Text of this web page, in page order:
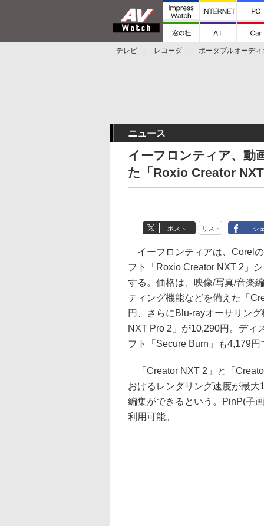
テレビ レコーダ
ポータブルオーディ
ニュース
イーフロンティア、動
た「Roxio Creator
ポスト リスト シ
イーフロンティアは、Corel
フト「Roxio Creator NXT 2」
する。価格は、映像/写真/音楽
ティング機能などを備えた「
円、さらにBlu-rayオーサリン
NXT Pro 2」が10,290円。ディ
フト「Secure Burn」も4,179円
「Creator NXT 2」と「
おけるレンダリング速度が最
編集ができるという。PinP(子
利用可能。